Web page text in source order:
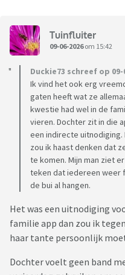
Tuinfluiter
09-06-2026om 15:42
Duckie73 schreef op 09-
Ik vind het ook erg
gaten heeft wat ze
kwestie had wel in de
vieren. Dochter zit in die
een indirecte
zou ik haast denken dat
te komen. Mijn man ziet
teken dat iedereen weer
de bui al hangen.
Het was een uitnodiging
familie app dan zou ik
haar tante persoonlijk
Dochter voelt geen band